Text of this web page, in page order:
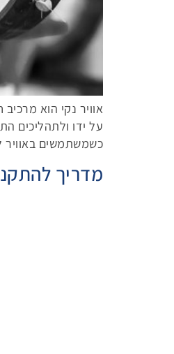
אוויר נקי הוא
על ידו ולתהליכים
כשמשתמשים
מדריך